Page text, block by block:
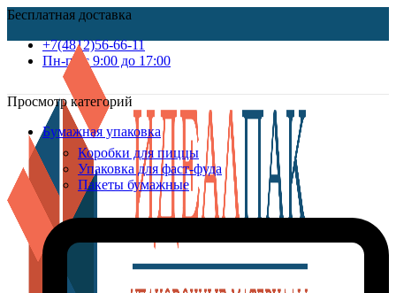
Бесплатная доставка
+7(4812)56-66-11
Пн-пт c 9:00 до 17:00
Просмотр категорий
Бумажная упаковка
Коробки для пиццы
Упаковка для фаст-фуда
Пакеты бумажные